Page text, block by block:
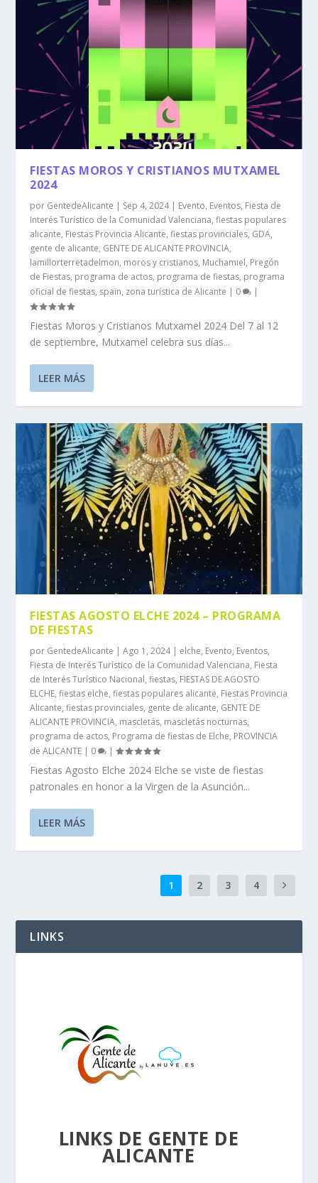
FIESTAS MOROS Y CRISTIANOS MUTXAMEL
2024
por GentedeAlicante | Sep 4, 2024| Evento, Eventos, Fiesta de
Interés Turístico de la Comunidad Valenciana,fiestas populares
alicante, Fiestas Provincia Alicante,fiestas provinciales, GDA,
gente de alicante, GENTE DE ALICANTE PROVINCIA,
lamillorterretadelmon, moros y cristianos, Muchamiel, Pregón
de Fiestas, programa de actos, programa de fiestas, programa
oficial de fiestas, spain, zona turística de Alicante | 0 |
Fiestas Moros y Cristianos Mutxamel 2024 Del 7 al 12
de septiembre, Mutxamel celebra sus días...
LEER MÁS
FIESTAS AGOSTO ELCHE 2024 – PROGRAMA
DE FIESTAS
por GentedeAlicante |Ago 1, 2024| elche, Evento, Eventos,
Fiesta de Interés Turístico de la Comunidad Valenciana, Fiesta
de Interés Turístico Nacional,fiestas, FIESTAS DE AGOSTO
ELCHE,fiestas elche,fiestas populares alicante, Fiestas Provincia
Alicante,fiestas provinciales, gente de alicante, GENTE DE
ALICANTE PROVINCIA, mascletás, mascletás nocturnas,
programa de actos, Programa de fiestas de Elche, PROVINCIA
de ALICANTE | 0 |
Fiestas Agosto Elche 2024 Elche se viste de fiestas
patronales en honor a la Virgen de la Asunción...
LEER MÁS
1 2 3 4
LINKS
LINKS DE GENTE DE
ALICANTE